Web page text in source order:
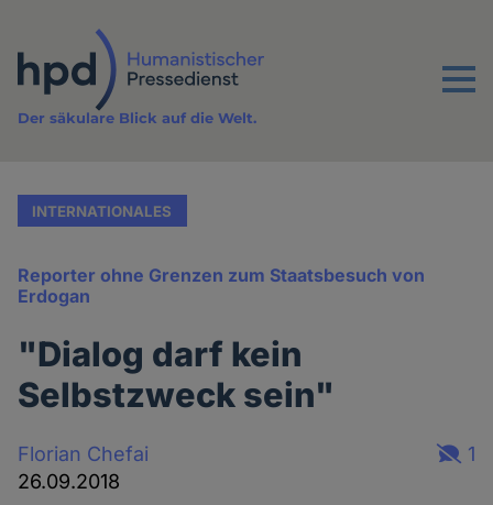
Inhalt
Menu
Der säkulare Blick auf die Welt.
INTERNATIONALES
Reporter ohne Grenzen zum Staatsbesuch von
Erdogan
"Dialog darf kein
Selbstzweck sein"
Florian Chefai
26.09.2018
1